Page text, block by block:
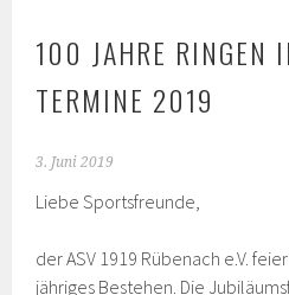
100 JAHRE RINGEN
TERMINE 2019
3. Juni 2019
Liebe Sportsfreunde,
der ASV 1919 Rübenach e.V.
jähriges Bestehen. Die